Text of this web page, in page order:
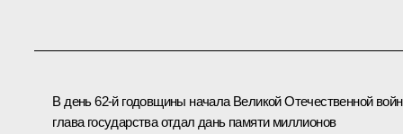
В день 62-й годовщины начала Великой Отечественной
глава государства отдал дань памяти миллионов